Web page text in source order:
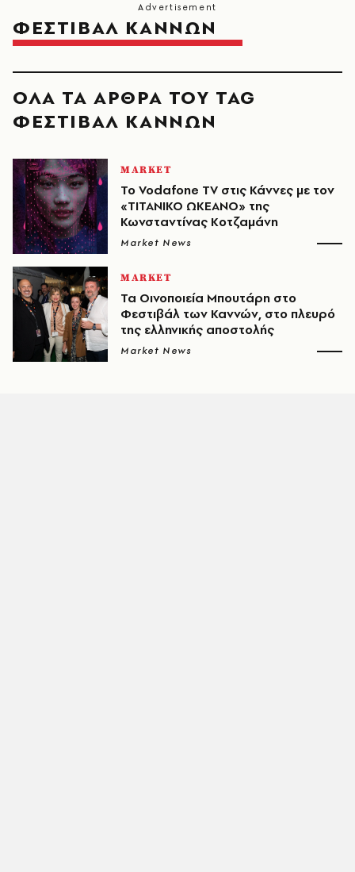
ΦΕΣΤΙΒΑΛ ΚΑΝΝΩΝ
ΟΛΑ ΤΑ ΑΡΘΡΑ ΤΟΥ TAG
ΦΕΣΤΙΒΑΛ ΚΑΝΝΩΝ
MARKET
Το Vodafone TV στις Κάννες με τον
«ΤΙΤΑΝΙΚΟ ΩΚΕΑΝΟ» της
Κωνσταντίνας Κοτζαμάνη
Market News
MARKET
Τα Οινοποιεία Μπουτάρη στο
Φεστιβάλ των Καννών, στο πλευρό
της ελληνικής αποστολής
Market News